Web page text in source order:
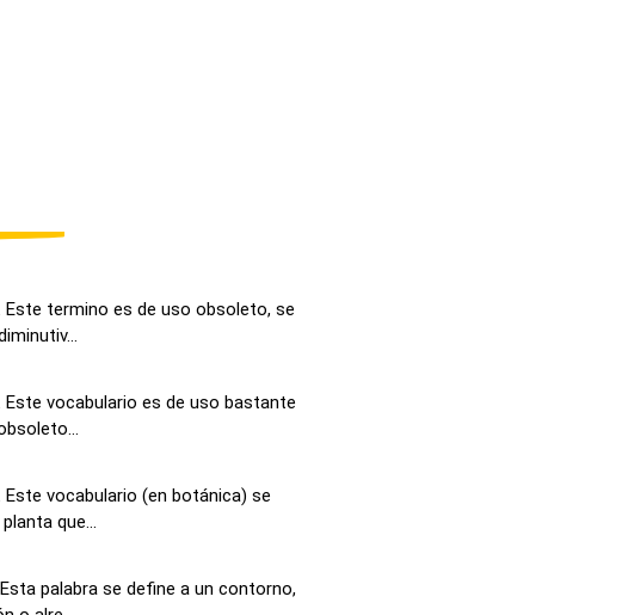
termino es de uso obsoleto, se
vocabulario es de uso bastante
vocabulario (en botánica) se
que...
palabra se define a un contorno,